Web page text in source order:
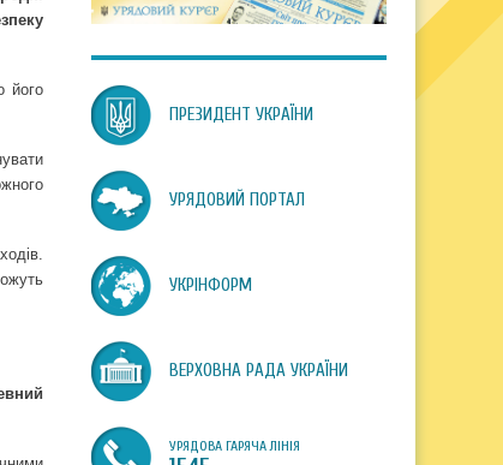
його
ПРЕЗИДЕНТ УКРАЇНИ
УРЯДОВИЙ ПОРТАЛ
УКРІНФОРМ
ВЕРХОВНА РАДА УКРАЇНИ
УРЯДОВА ГАРЯЧА ЛІНІЯ